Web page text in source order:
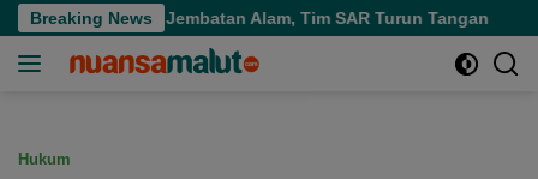
Langsung
ke
Breaking News
Air Terjun Jembatan Alam, Tim SAR Turun Tangan
Hukum